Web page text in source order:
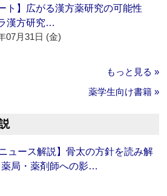
ト】広がる漢方薬研究の可能性
漢方研究…
07月31日 (金)
もっと見る »
薬学生向け書籍 »
ュース解説】骨太の方針を読み解
薬局・薬剤師への影…